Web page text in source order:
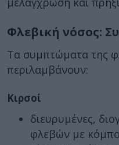
Φλεβική νόσος:
Τα συμπτώματα της
περιλαμβάνουν:
Κιρσοί
διευρυμένες,
φλεβών με